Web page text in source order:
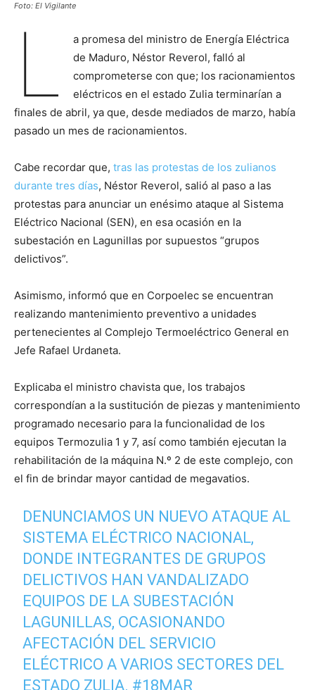
Foto: El Vigilante
L
a promesa del ministro de Energía Eléctrica
de Maduro, Néstor Reverol, falló al
comprometerse con que; los racionamientos
eléctricos en el estado Zulia terminarían a
finales de abril, ya que, desde mediados de marzo, había
pasado un mes de racionamientos.
Cabe recordar que, tras las protestas de los zulianos
durante tres días, Néstor Reverol, salió al paso a las
protestas para anunciar un enésimo ataque al Sistema
Eléctrico Nacional (SEN), en esa ocasión en la
subestación en Lagunillas por supuestos “grupos
delictivos”.
Asimismo, informó que en Corpoelec se encuentran
realizando mantenimiento preventivo a unidades
pertenecientes al Complejo Termoeléctrico General en
Jefe Rafael Urdaneta.
Explicaba el ministro chavista que, los trabajos
correspondían a la sustitución de piezas y mantenimiento
programado necesario para la funcionalidad de los
equipos Termozulia 1 y 7, así como también ejecutan la
rehabilitación de la máquina N.º 2 de este complejo, con
el fin de brindar mayor cantidad de megavatios.
DENUNCIAMOS UN NUEVO ATAQUE AL
SISTEMA ELÉCTRICO NACIONAL,
DONDE INTEGRANTES DE GRUPOS
DELICTIVOS HAN VANDALIZADO
EQUIPOS DE LA SUBESTACIÓN
LAGUNILLAS, OCASIONANDO
AFECTACIÓN DEL SERVICIO
ELÉCTRICO A VARIOS SECTORES DEL
ESTADO ZULIA. #18MAR